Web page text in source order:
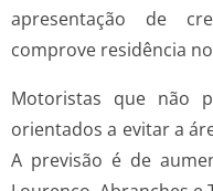
apresentação de
comprove residência
Motoristas que não
orientados a evitar a
A previsão é de